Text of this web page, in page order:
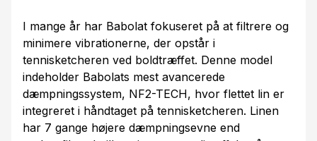
I mange år har Babolat fokuseret på at filtrere og
minimere vibrationerne, der opstår i
tennisketcheren ved boldtræffet. Denne model
indeholder Babolats mest avancerede
dæmpningssystem, NF2-TECH, hvor flettet lin er
integreret i håndtaget på tennisketcheren. Linen
har 7 gange højere dæmpningsevne end